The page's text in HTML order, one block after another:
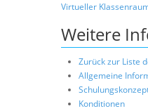
Virtueller
Weitere
Zurück zur Liste
Allgemeine
Konditionen